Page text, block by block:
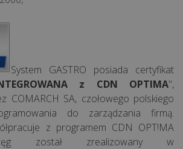
System GASTRO posiada certyfikat
z CDN OPTIMA",
COMARCH SA, czołowego polskiego
do zarządzania firmą.
z programem CDN OPT!MA
został zrealizowany w